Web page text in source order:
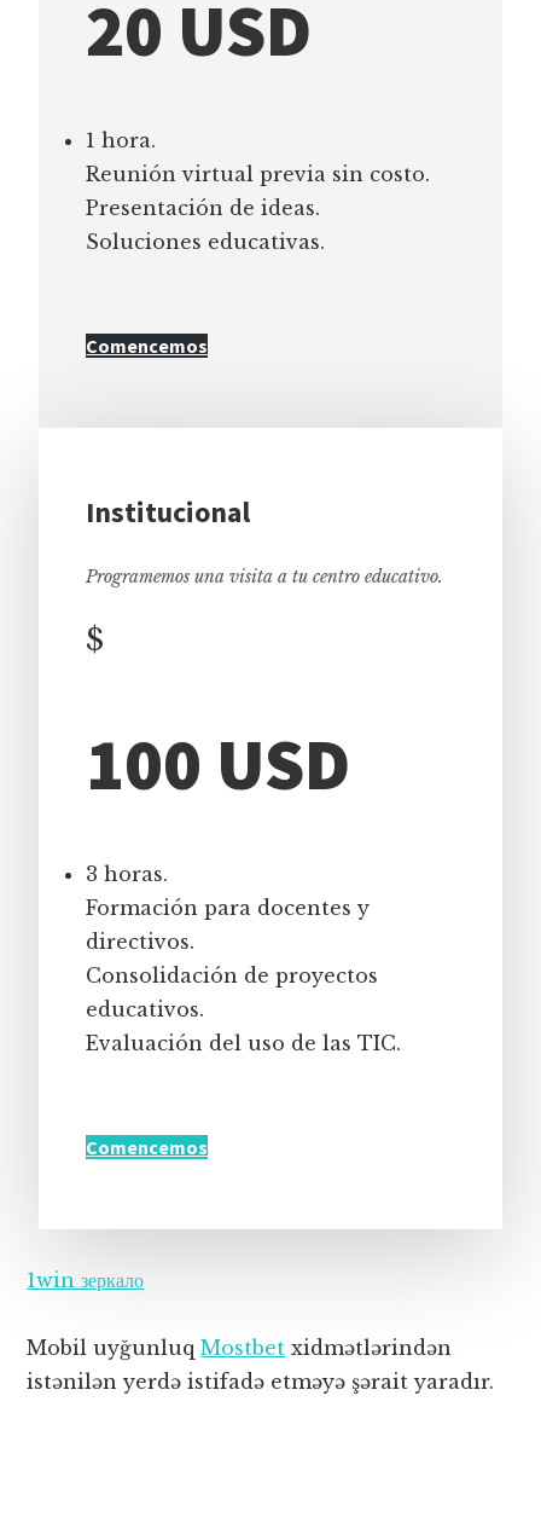
20 USD
1 hora.
Reunión virtual previa sin costo.
Presentación de ideas.
Soluciones educativas.
Comencemos
Institucional
Programemos una visita a tu centro educativo.
$
100 USD
3 horas.
Formación para docentes y
directivos.
Consolidación de proyectos
educativos.
Evaluación del uso de las TIC.
Comencemos
1win зеркало
Mobil uyğunluqMostbet xidmətlərindən
istənilən yerdə istifadə etməyə şərait yaradır.